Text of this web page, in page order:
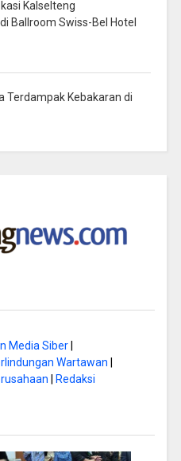
Kalselteng
Ballroom Swiss-Bel Hotel
Terdampak Kebakaran di
Media Siber|
Wartawan
Redaksi